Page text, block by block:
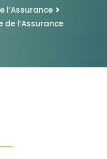
l’Assurance
de l’Assurance